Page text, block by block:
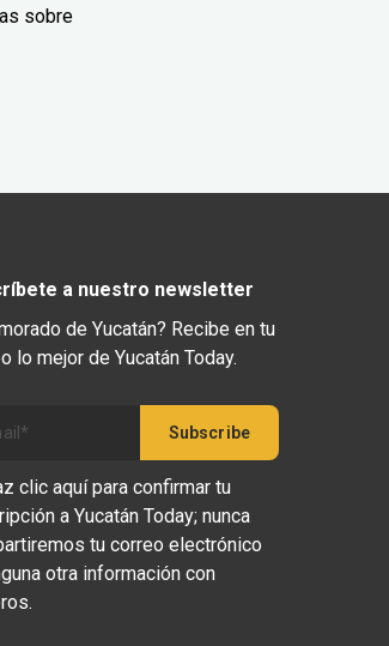
sobre
a nuestro newsletter
de Yucatán? Recibe en tu
lo mejor de Yucatán Today.
clic aquí para confirmar tu
a Yucatán Today; nunca
tu correo electrónico
otra información con